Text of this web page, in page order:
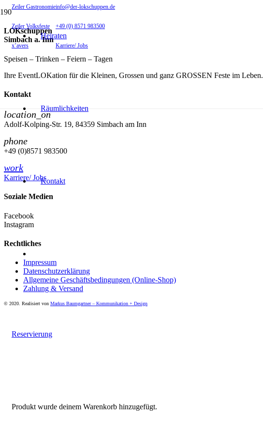
Zeiler Gastronomie
Zeiler Volksfeste
x’avers
info@der-lokschuppen.de
+49 (0) 8571 983500
Karriere/ Jobs
Heiraten
Räumlichkeiten
Kontakt
Reservierung
Produkt wurde deinem Warenkorb hinzugefügt.
LOKschuppen
Simbach a. Inn
Speisen – Trinken – Feiern – Tagen
Ihre EventLOKation für die Kleinen, Grossen und ganz GROSSEN Feste im Leben.
Kontakt
location_on
Adolf-Kolping-Str. 19, 84359 Simbach am Inn
phone
+49 (0)8571 983500
work
Karriere/ Jobs
Soziale Medien
Facebook
Instagram
Rechtliches
Impressum
Datenschutzerklärung
Allgemeine Geschäftsbedingungen (Online-Shop)
Zahlung & Versand
© 2020. Realisiert von Markus Baumgartner – Kommunikation + Design